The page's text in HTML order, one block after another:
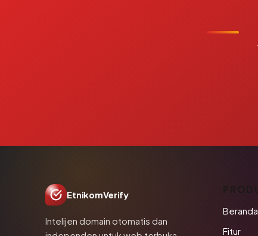
EtnikomVerify
Intelijen domain otomatis dan
Beranda
Fitur